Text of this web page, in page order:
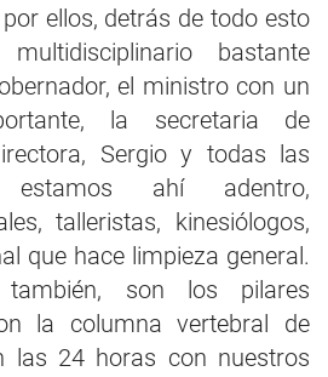
ellos, detrás de todo esto
bastante
el ministro con un
la secretaria de
Sergio y todas las
ahí adentro,
talleristas, kinesiólogos,
que hace limpieza general.
también, son los pilares
la columna vertebral de
las 24 horas con nuestros